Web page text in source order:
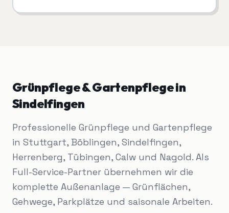
Grünpflege & Gartenpflegein
Sindelfingen
Professionelle Grünpflege und Gartenpflege
in Stuttgart, Böblingen, Sindelfingen,
Herrenberg, Tübingen, Calw und Nagold. Als
Full-Service-Partner übernehmen wir die
komplette Außenanlage — Grünflächen,
Gehwege, Parkplätze und saisonale Arbeiten.